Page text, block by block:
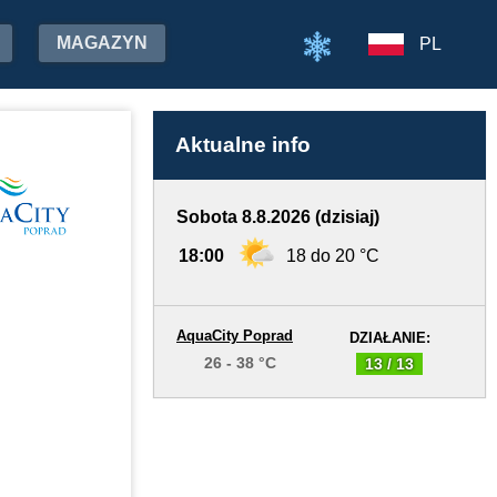
MAGAZYN PL
Aktualne info
Sobota 8.8.2026 (dzisiaj)
18:00 18 do 20 °C
DZIAŁANIE:
13 / 13
AquaCity Poprad
26 - 38 °C